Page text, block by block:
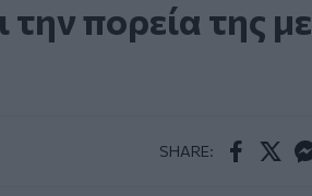
την πορεία της με
SHARE: